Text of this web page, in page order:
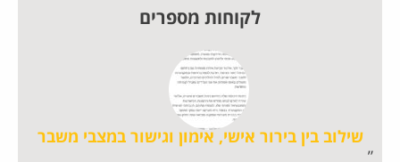
לקוחות מספרים
שילוב בין בירור אישי, אימון וגישור במצבי משבר